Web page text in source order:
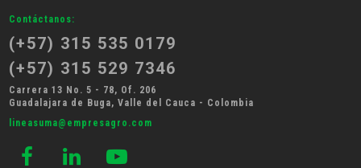
Contáctanos:
(+57) 315 535 0179
(+57) 315 529 7346
Carrera 13 No. 5 - 78, Of. 206
Guadalajara de Buga, Valle del Cauca - Colombia
lineasuma@empresagro.com
  